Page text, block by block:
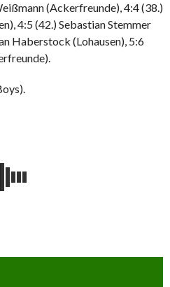
(Ackerfreunde), 4:4 (38.)
4:5 (42.) Sebastian Stemmer
Haberstock (Lohausen), 5:6